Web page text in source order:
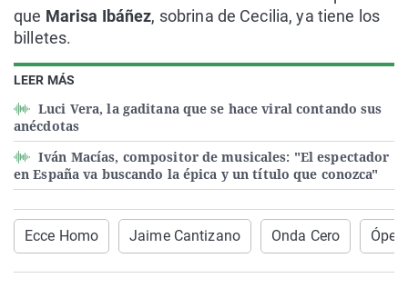
LEER MÁS
Luci Vera, la gaditana que se hace viral contando sus
anécdotas
Iván Macías, compositor de musicales: "El espectador
en España va buscando la épica y un título que conozca"
que Marisa Ibáñez, sobrina de Cecilia, ya tiene los
billetes.
Ecce Homo Jaime Cantizano Onda Cero